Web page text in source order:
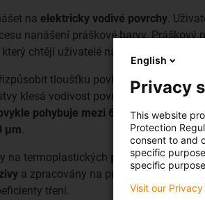
na elektricky vodivé povrchy .
nanášení práškové barvy. Práškový
chtějí uživatelé natřít, a vytvoří
tloušťku povlaku. Měli by však
klesá vodivost povrchu součástky, a
pohybuje mezi 60 a 120****μm.
μm
na termoplastických polymerech, které
a zpracovány na prášek.
tření.
English
Privacy
This website
Protection
consent to and
specific
specific
Visit our